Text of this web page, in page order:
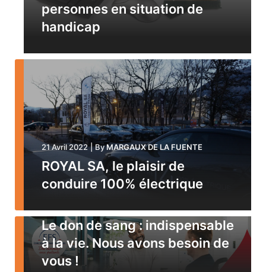
personnes en situation de
handicap
21 Avril 2022 | ByMARGAUX DE LA FUENTE
ROYAL SA, le plaisir de
conduire 100% électrique
Le don de sang : indispensable
à la vie. Nous avons besoin de
vous !
21 Avril 2022